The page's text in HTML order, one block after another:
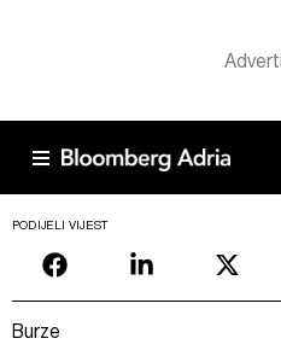
PODIJELI VIJEST
Burze